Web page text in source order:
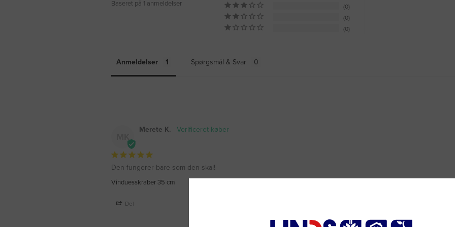
Baseret på 1 anmeldelser
0
0
0
Anmeldelser Spørgsmål & Svar
Merete K.
Den fungerer bare som den skal!
Vinduesskraber 35 cm
Del